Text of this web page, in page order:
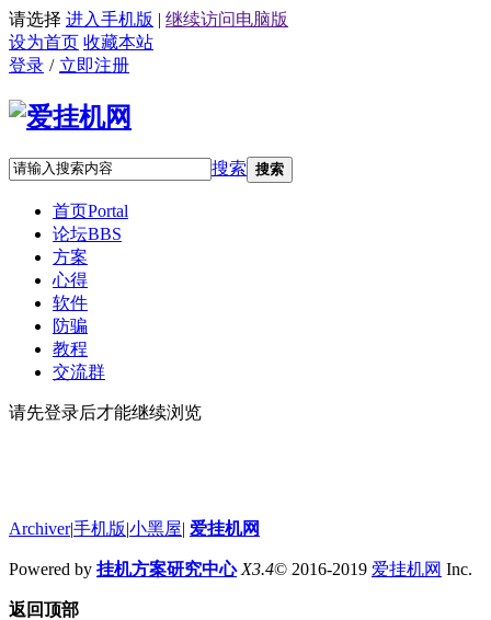
请选择 进入手机版 | 继续访问电脑版
设为首页 收藏本站
登录 / 立即注册
搜索 搜索
首页Portal
论坛BBS
方案
心得
软件
防骗
教程
交流群
请先登录后才能继续浏览
Archiver|手机版|小黑屋| 爱挂机网
Powered by 挂机方案研究中心 X3.4© 2016-2019 爱挂机网 Inc.
返回顶部